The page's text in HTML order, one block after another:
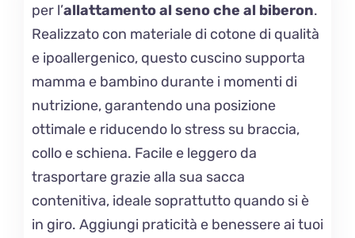
per l’allattamento al seno che al biberon.
Realizzato con materiale di cotone di qualità
e ipoallergenico, questo cuscino supporta
mamma e bambino durante i momenti di
nutrizione, garantendo una posizione
ottimale e riducendo lo stress su braccia,
collo e schiena. Facile e leggero da
trasportare grazie alla sua sacca
contenitiva, ideale soprattutto quando si è
in giro. Aggiungi praticità e benessere ai tuoi